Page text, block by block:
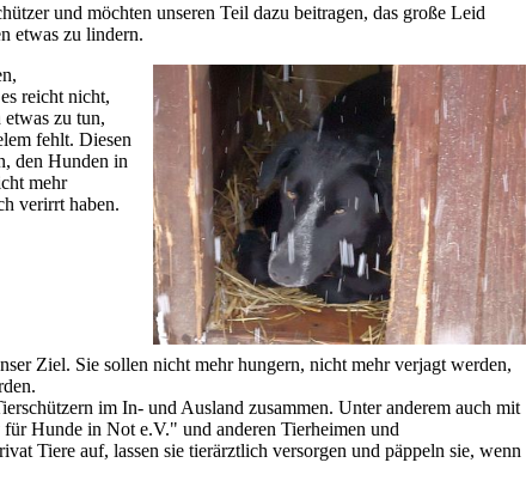
und möchten unseren Teil dazu beitragen, das große Leid
etwas zu lindern.
reicht nicht,
zu tun,
fehlt. Diesen
den Hunden in
mehr
verirrt haben.
Ziel. Sie sollen nicht mehr hungern, nicht mehr verjagt werden,
im In- und Ausland zusammen. Unter anderem auch mit
Hunde in Not e.V." und anderen Tierheimen und
Tiere auf, lassen sie tierärztlich versorgen und päppeln sie, wenn